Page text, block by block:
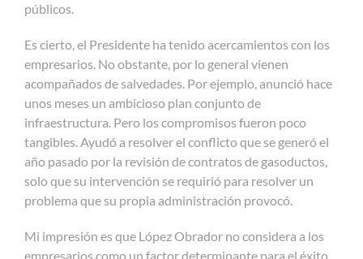
públicos.
Es cierto, el Presidente ha tenido acercamientos con los
empresarios. No obstante, por lo general vienen
acompañados de salvedades. Por ejemplo, anunció hace
unos meses un ambicioso plan conjunto de
infraestructura. Pero los compromisos fueron poco
tangibles. Ayudó a resolver el conflicto que se generó el
año pasado por la revisión de contratos de gasoductos,
solo que su intervención se requirió para resolver un
problema que su propia administración provocó.
Mi impresión es que López Obrador no considera a los
empresarios como un factor determinante para el éxito